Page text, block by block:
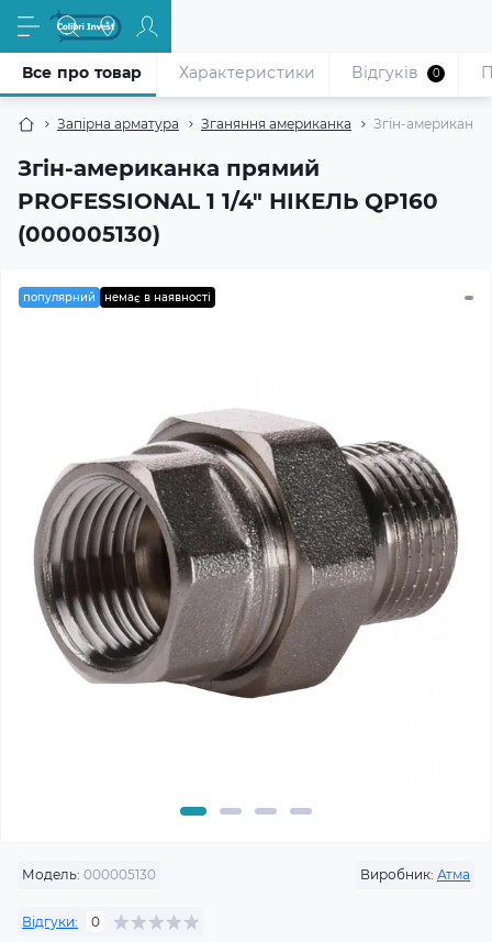
Запірна арматура Зганяння американка Згін-американка
Згін-американка прямий
PROFESSIONAL 1 1/4″ НІКЕЛЬ QP160
(000005130)
Все про товар Характеристики Відгуків 0
популярний немає в наявності
Модель: 000005130 Виробник: Атма
Відгуки: 0